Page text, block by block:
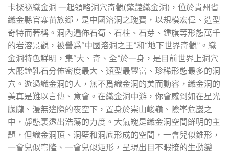
卡探祕織金洞 一起領略洞穴奇觀(驚豔織金洞)，位於貴州省
織金縣官寨苗族鄉，是中國溶洞之瑰寶，以規模宏偉、造型
奇特而著稱。洞內遍佈石筍、石柱、石芽、鍾旗等形態萬千
的岩溶景觀，被譽爲“中國溶洞之王”和“地下世界奇觀”。織
金洞特色鮮明，集“大、奇、全”於一身，是目前世界上洞穴
大廳鐘乳石分佈密度最大、類型最豐富、珍稀形態最多的洞
穴。遊過織金洞的人，無不爲織金洞的美而動容，織金洞的
美真是難以言傳、意會。在織金洞中游，你會感到如在星光
朦朧、漫無邊際的夜空下，置身於崇山峻嶺、險峯危巖之
中，靜態裏透出浩蕩的力度。大氣魄是織金洞空間鮮明的主
題，但織金洞頂、洞壁和洞底形成的空間，一會兒似錐形，
一會兒似穹隆、一會兒似矩形，呈現出目不暇接的生動變